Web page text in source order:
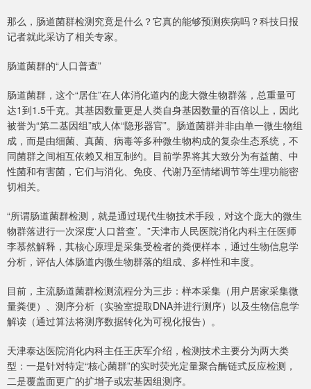
那么，肠道菌群检测究竟是什么？它真的能够预测疾病吗？科技日报
记者就此采访了相关专家。
肠道菌群的“人口普查”
肠道菌群，这个“居住”在人体消化道内的庞大微生物群落，总重量可
达1到1.5千克。其基因数量更是人类自身基因数量的百倍以上，因此
被誉为“第二基因组”或人体“隐形器官”。肠道菌群并非由单一微生物组
成，而是由细菌、真菌、病毒等多种微生物构成的复杂生态系统，不
同菌群之间相互依赖又相互制约。目前学界将其大致分为有益菌、中
性菌和有害菌，它们与消化、免疫、代谢乃至情绪调节等生理功能密
切相关。
“所谓肠道菌群检测，就是通过现代生物技术手段，对这个庞大的微生
物群落进行一次深度‘人口普查’。”天津市人民医院消化内科主任医师
李慕然解释，其核心原理是采集受检者的粪便样本，通过生物信息学
分析，评估人体肠道内微生物群落的组成、多样性和丰度。
目前，主流肠道菌群检测流程分为三步：样本采集（用户居家采集微
量粪便）、测序分析（实验室提取DNA并进行测序）以及生物信息学
解读（通过算法将测序数据转化为可视化报告）。
天津泰达医院消化内科主任王庆军介绍，检测技术主要分为两大类
型：一是针对特定“核心菌群”的实时荧光定量聚合酶链式反应检测，
二是覆盖面更广的扩增子或宏基因组测序。